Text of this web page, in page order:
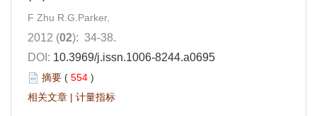
F Zhu R.G.Parker,
2012 (02): 34-38.
DOI: 10.3969/j.issn.1006-8244.a0695
摘要 ( 554 )
相关文章 | 计量指标